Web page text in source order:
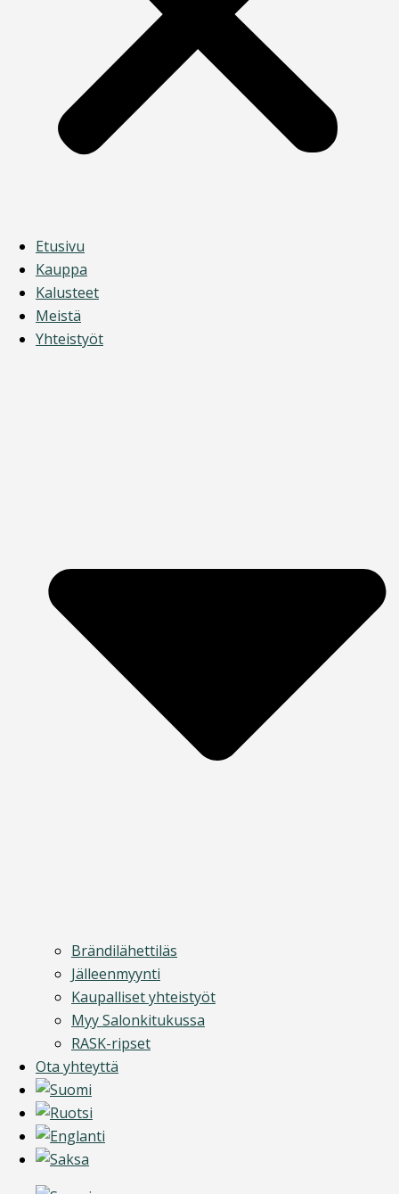
Etusivu
Kauppa
Kalusteet
Meistä
Yhteistyöt
Brändilähettiläs
Jälleenmyynti
Kaupalliset yhteistyöt
Myy Salonkitukussa
RASK-ripset
Ota yhteyttä